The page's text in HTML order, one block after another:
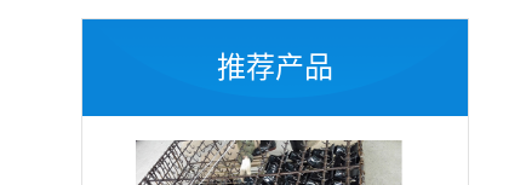
推荐产品